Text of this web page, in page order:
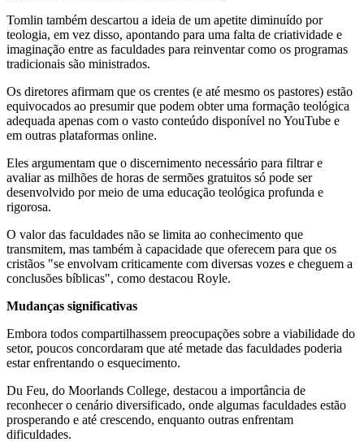
Tomlin também descartou a ideia de um apetite diminuído por
teologia, em vez disso, apontando para uma falta de criatividade e
imaginação entre as faculdades para reinventar como os programas
tradicionais são ministrados.
Os diretores afirmam que os crentes (e até mesmo os pastores) estão
equivocados ao presumir que podem obter uma formação teológica
adequada apenas com o vasto conteúdo disponível no YouTube e
em outras plataformas online.
Eles argumentam que o discernimento necessário para filtrar e
avaliar as milhões de horas de sermões gratuitos só pode ser
desenvolvido por meio de uma educação teológica profunda e
rigorosa.
O valor das faculdades não se limita ao conhecimento que
transmitem, mas também à capacidade que oferecem para que os
cristãos "se envolvam criticamente com diversas vozes e cheguem a
conclusões bíblicas", como destacou Royle.
Mudanças significativas
Embora todos compartilhassem preocupações sobre a viabilidade do
setor, poucos concordaram que até metade das faculdades poderia
estar enfrentando o esquecimento.
Du Feu, do Moorlands College, destacou a importância de
reconhecer o cenário diversificado, onde algumas faculdades estão
prosperando e até crescendo, enquanto outras enfrentam
dificuldades.